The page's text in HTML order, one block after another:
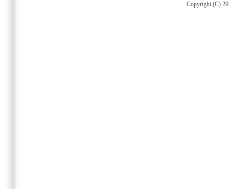
Copyright (C)